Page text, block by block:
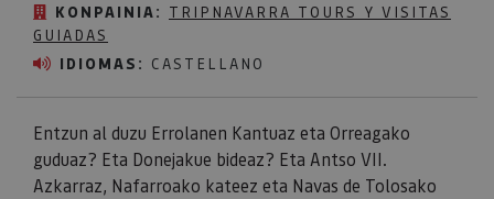
KONPAINIA: TRIPNAVARRA TOURS Y VISITAS
GUIADAS
IDIOMAS: CASTELLANO
Entzun al duzu Errolanen Kantuaz eta Orreagako
guduaz? Eta Donejakue bideaz? Eta Antso VII.
Azkarraz, Nafarroako kateez eta Navas de Tolosako